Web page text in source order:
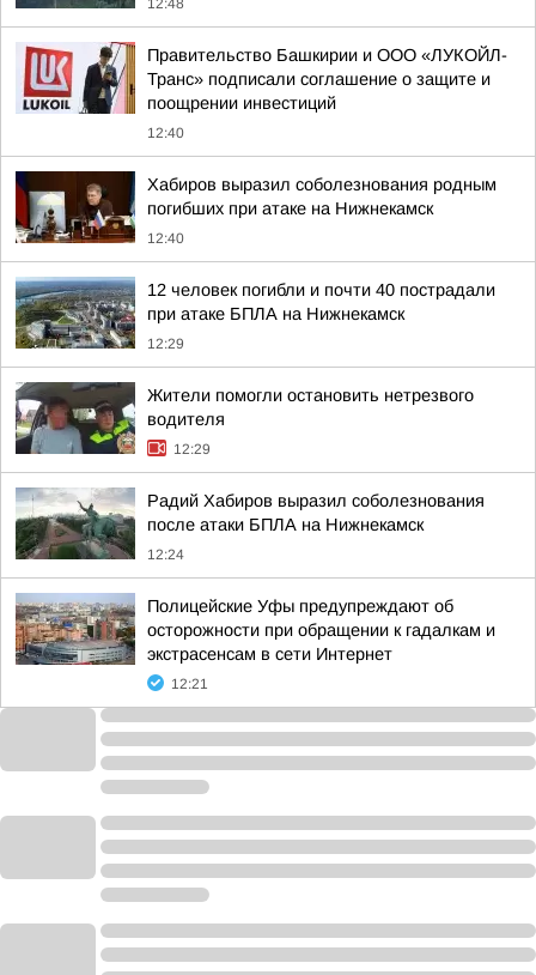
12:48
Правительство Башкирии и ООО «ЛУКОЙЛ-
Транс» подписали соглашение о защите и
поощрении инвестиций
12:40
Хабиров выразил соболезнования родным
погибших при атаке на Нижнекамск
12:40
12 человек погибли и почти 40 пострадали
при атаке БПЛА на Нижнекамск
12:29
Жители помогли остановить нетрезвого
водителя
12:29
Радий Хабиров выразил соболезнования
после атаки БПЛА на Нижнекамск
12:24
Полицейские Уфы предупреждают об
осторожности при обращении к гадалкам и
экстрасенсам в сети Интернет
12:21